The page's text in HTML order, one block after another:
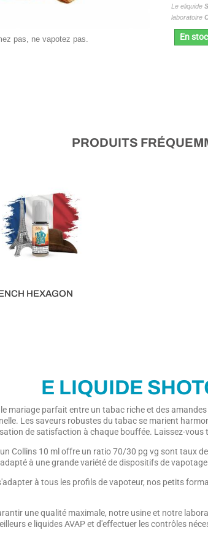
pas, ne vapotez pas.
Le eliquide
laboratoire
En
PRODUITS
HEXAGON
E LIQUIDE
mariage parfait entre un tabac riche et des
Les saveurs robustes du tabac se marient
de satisfaction à chaque bouffée. Laissez-
Collins 10 ml offre un ratio 70/30 pg vg sont taux
à une grande variété de dispositifs de
à tous les profils de vapoteur, nos petits
une qualité maximale, notre usine et notre
e liquides AVAP et d'effectuer les contrôles